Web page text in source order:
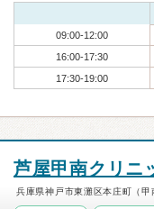
09:00-12:00
16:00-17:30
17:30-19:00
芦屋甲南クリニ
兵庫県神戸市東灘区本庄町（甲